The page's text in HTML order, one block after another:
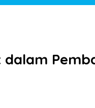
dalam